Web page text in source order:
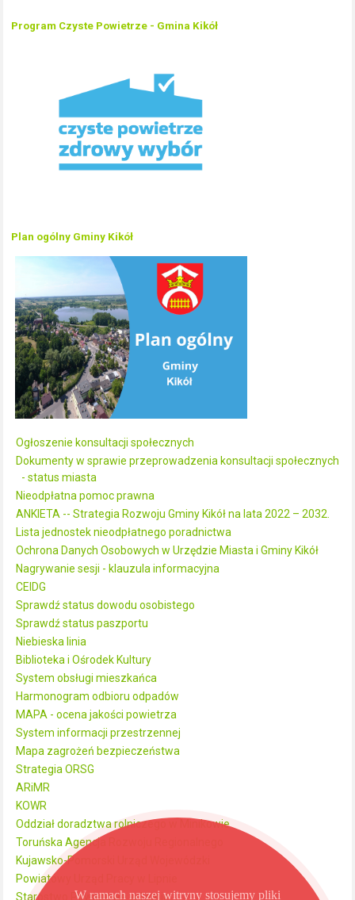
Program Czyste Powietrze - Gmina Kikół
Plan ogólny Gminy Kikół
Ogłoszenie konsultacji społecznych
Dokumenty w sprawie przeprowadzenia konsultacji społecznych
- status miasta
Nieodpłatna pomoc prawna
ANKIETA -- Strategia Rozwoju Gminy Kikół na lata 2022 – 2032.
Lista jednostek nieodpłatnego poradnictwa
Ochrona Danych Osobowych w Urzędzie Miasta i Gminy Kikół
Nagrywanie sesji - klauzula informacyjna
CEIDG
Sprawdź status dowodu osobistego
Sprawdź status paszportu
Niebieska linia
Biblioteka i Ośrodek Kultury
System obsługi mieszkańca
Harmonogram odbioru odpadów
MAPA - ocena jakości powietrza
System informacji przestrzennej
Mapa zagrożeń bezpieczeństwa
Strategia ORSG
ARiMR
KOWR
Oddział doradztwa rolniczego w Minikowie
Toruńska Agencja Rozwoju Regionalnego
Kujawsko-Pomorski Urząd Wojewódzki
Powiatowy Urząd Pracy w Lipnie
Starostwo Powiatowe w Lipnie
W ramach naszej witryny stosujemy pliki